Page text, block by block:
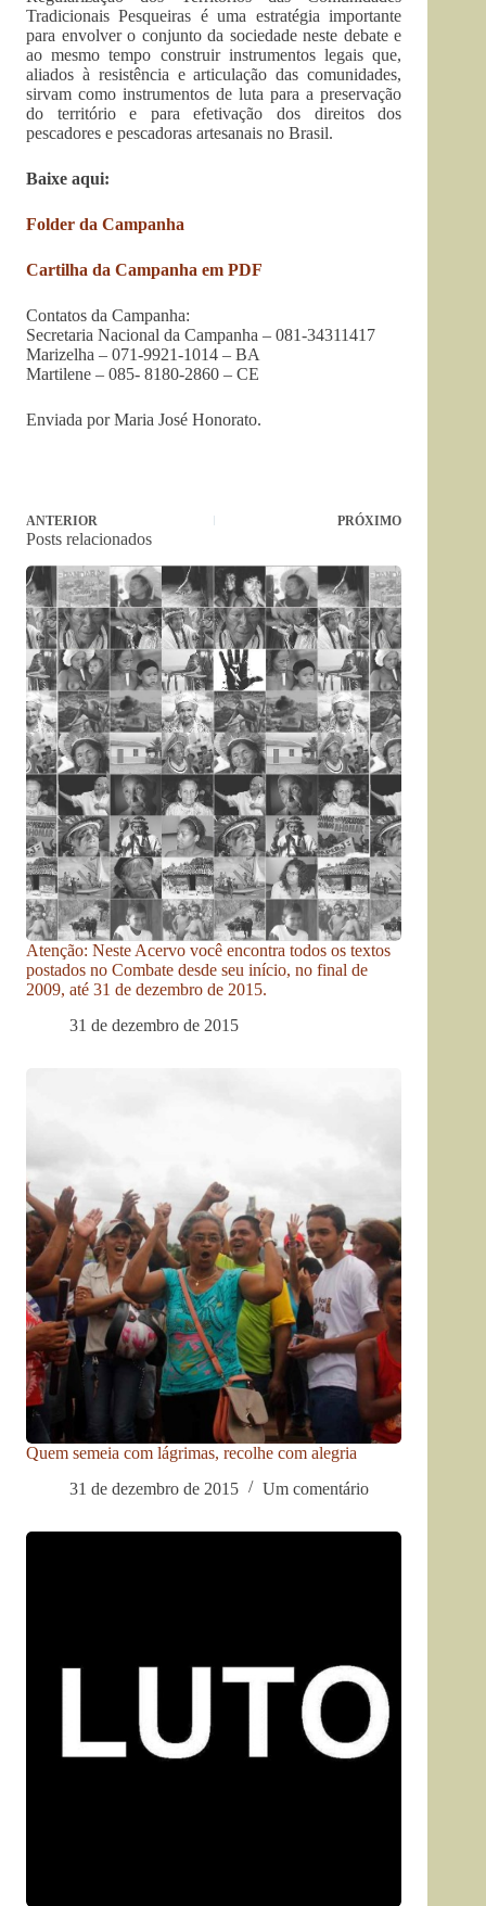
Tradicionais Pesqueiras é uma estratégia importante
para envolver o conjunto da sociedade neste debate e
ao mesmo tempo construir instrumentos legais que,
aliados à resistência e articulação das comunidades,
sirvam como instrumentos de luta para a preservação
do território e para efetivação dos direitos dos
pescadores e pescadoras artesanais no Brasil.
Baixe aqui:
Folder da Campanha
Cartilha da Campanha em PDF
Contatos da Campanha:
Secretaria Nacional da Campanha – 081-34311417
Marizelha – 071-9921-1014 – BA
Martilene – 085- 8180-2860 – CE
Enviada por Maria José Honorato.
ANTERIOR PRÓXIMO
Posts relacionados
Atenção: Neste Acervo você encontra todos os textos
postados no Combate desde seu início, no final de
2009, até 31 de dezembro de 2015.
31 de dezembro de 2015
Quem semeia com lágrimas, recolhe com alegria
31 de dezembro de 2015
Um comentário